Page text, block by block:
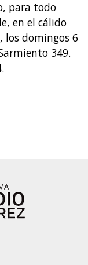
para todo
en el cálido
los domingos 6
349.